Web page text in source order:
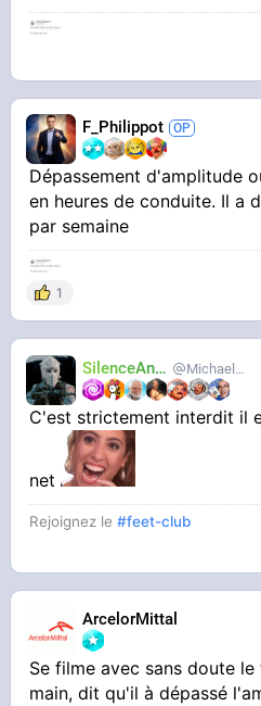
F_Philippot
Dépassement d'amplitude
en heures de conduite. Il a
par semaine
1
SilenceAnus MichaelMann
C'est strictement interdit il
net
Rejoignez le#feet-club
ArcelorMittal
Se filme avec sans doute
main, dit qu'il à dépassé